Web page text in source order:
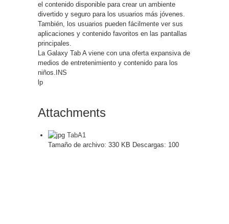
el contenido disponible para crear un ambiente
divertido y seguro para los usuarios más jóvenes.
También, los usuarios pueden fácilmente ver sus
aplicaciones y contenido favoritos en las pantallas
principales.
La Galaxy Tab A viene con una oferta expansiva de
medios de entretenimiento y contenido para los
niños.INS
lp
Attachments
TabA1
Tamaño de archivo: 330 KB Descargas: 100